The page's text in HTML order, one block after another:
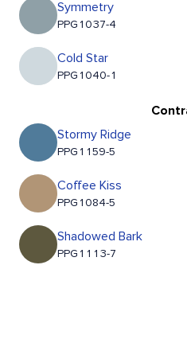
Symmetry
PPG1037-4
Cold Star
PPG1040-1
Stormy Ridge
PPG1159-5
Coffee Kiss
PPG1084-5
Shadowed Bark
PPG1113-7